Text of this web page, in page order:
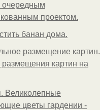
очередным
проектом.
банан дома.
размещение картин.
картин на
Великолепные
цветы гардении -